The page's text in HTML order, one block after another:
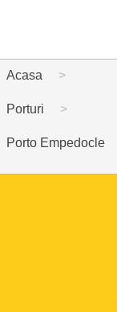
Acasa
Porturi
Porto Empedocle